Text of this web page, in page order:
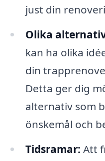
just din
Olika
kan ha olika
din
Detta ger dig
alternativ som
önskemål och
Tidsramar: Att